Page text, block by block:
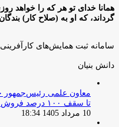
همانا خدای تو هر که را خواهد
گرداند، که او به (صلاح کار)
سامانه ثبت همایش‌های کارآفرینی
دانش‌ بنیان‌
معاون علمی رئیس‌جمهور
تا سقف ۱۰۰ درصد فروش دانش‌بنیان‌ها
10 مرداد 1405 18:34